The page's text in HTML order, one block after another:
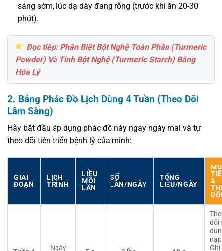
sáng sớm, lúc dạ dày đang rỗng (trước khi ăn 20-30
phút).
Đọc tiếp: Phân Biệt Bột Nghệ Toàn Phần (Turmeric
Powder) Và Tinh Bột Nghệ (Turmeric Starch) Bằng
Hóa Lý
2. Bảng Phác Đồ Lịch Dùng 4 Tuần (Theo Dõi
Lâm Sàng)
Hãy bắt đầu áp dụng phác đồ này ngay ngày mai và tự
theo dõi tiến triển bệnh lý của mình:
GIAI
ĐOẠN
LỊCH
TRÌNH
LIỀU
MỖI
LẦN
SỐ
LẦN/NGÀY
TỔNG
LIỀU/NGÀY
&
Ngày
dõi
Ghi